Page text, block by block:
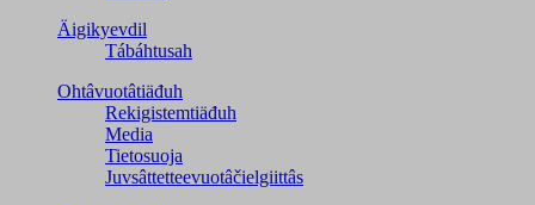
Äigikyevdil
Tábáhtusah
Ohtâvuotâtiäđuh
Rekigistemtiäđuh
Media
Tietosuoja
Juvsâttetteevuotâčielgiittâs